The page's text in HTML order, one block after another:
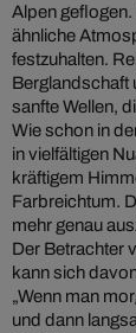
Alpen geflogen.
ähnliche
festzuhalten.
Berglandschaft
sanfte Wellen,
Wie schon in
in vielfältigen
kräftigem
Farbreichtum.
mehr genau
Der Betrachter
kann sich
„Wenn man
und dann